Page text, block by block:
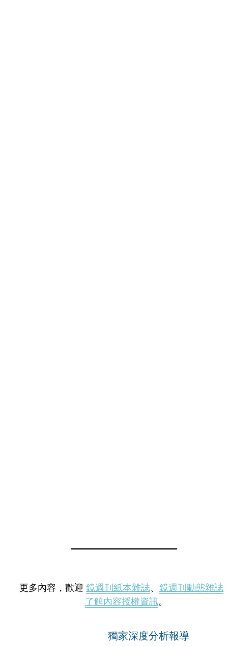
更多內容，歡迎 鏡週刊紙本雜誌、 鏡週刊動態雜誌
了解內容授權資訊。
獨家深度分析報導